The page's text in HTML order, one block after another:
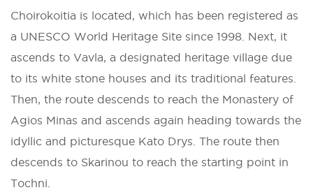
Choirokoitia is located, which has been registered as
a UNESCO World Heritage Site since 1998. Next, it
ascends to Vavla, a designated heritage village due
to its white stone houses and its traditional features.
Then, the route descends to reach the Monastery of
Agios Minas and ascends again heading towards the
idyllic and picturesque Kato Drys. The route then
descends to Skarinou to reach the starting point in
Tochni.